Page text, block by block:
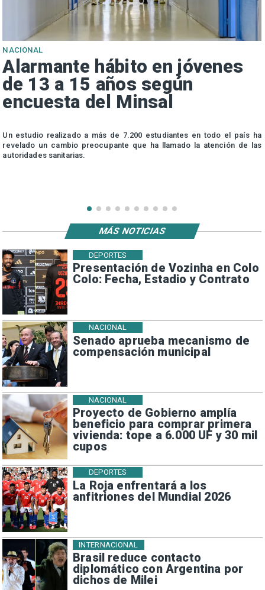
NACIONAL
Alarmante hábito en jóvenes
de 13 a 15 años según
encuesta del Minsal
Un estudio realizado a más de 7.200 estudiantes en todo el país ha
revelado un cambio preocupante que ha llamado la atención de las
autoridades sanitarias.
Presentación de Vozinha en Colo
Colo: Fecha, Estadio y Contrato
DEPORTES
Senado aprueba mecanismo de
compensación municipal
NACIONAL
Proyecto de Gobierno amplía
beneficio para comprar primera
vivienda: tope a 6.000 UF y 30 mil
cupos
NACIONAL
La Roja enfrentará a los
anfitriones del Mundial 2026
DEPORTES
Brasil reduce contacto
diplomático con Argentina por
dichos de Milei
INTERNACIONAL
MÁS NOTICIAS